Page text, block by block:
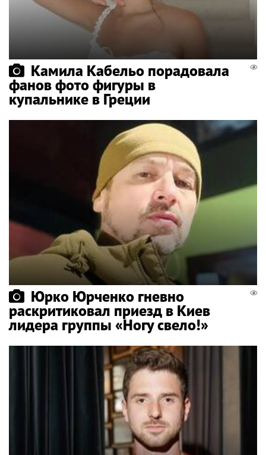
Камила Кабельо порадовала
фанов фото фигуры в
купальнике в Греции
Юрко Юрченко гневно
раскритиковал приезд в Киев
лидера группы «Ногу свело!»